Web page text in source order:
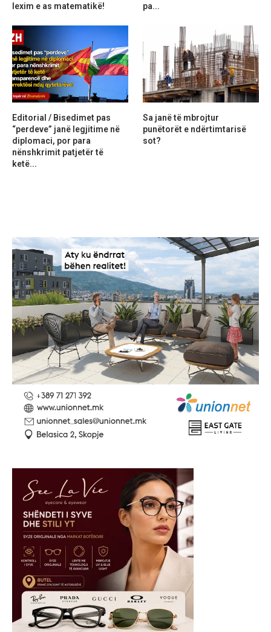
lexim e as matematikë!
pa...
Editorial / Bisedimet pas
“perdeve” janë legjitime në
diplomaci, por para
nënshkrimit patjetër të
ketë...
Sa janë të mbrojtur
punëtorët e ndërtimtarisë
sot?